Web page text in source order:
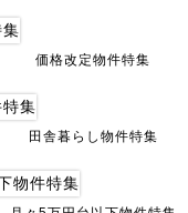
価格改定物件特集
田舎暮らし物件特集